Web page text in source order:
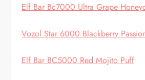
Elf Bar Bc7000 Ultra Grape
Vozol Star 6000 Blackberry
Elf Bar BC5000 Red Mojito Puff